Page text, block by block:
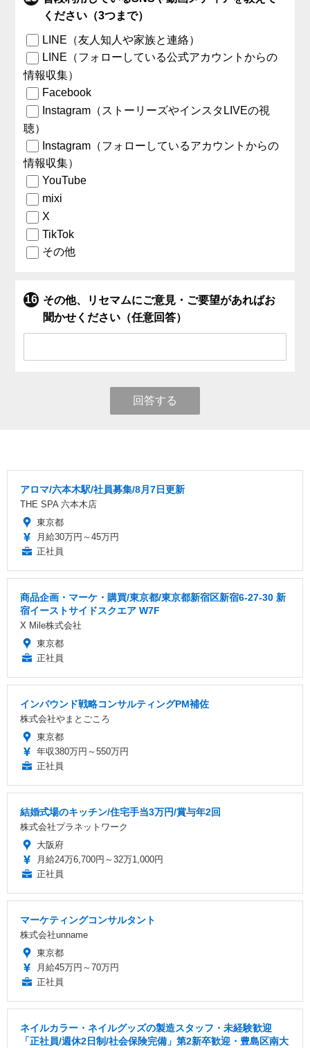
ください（3つまで）
LINE（友人知人や家族と連絡）
LINE（フォローしている公式アカウントからの
情報収集）
Facebook
Instagram（ストーリーズやインスタLIVEの視
聴）
Instagram（フォローしているアカウントからの
情報収集）
YouTube
mixi
X
TikTok
その他
その他、リセマムにご意見・ご要望があればお
聞かせください（任意回答）
回答する
アロマ/六本木駅/社員募集/8月7日更新
THE SPA 六本木店
東京都
月給30万円～45万円
正社員
商品企画・マーケ・購買/東京都/東京都新宿区新宿6-27-30 新
宿イーストサイドスクエア W7F
X Mile株式会社
東京都
正社員
インバウンド戦略コンサルティングPM補佐
株式会社やまとごころ
東京都
年収380万円～550万円
正社員
結婚式場のキッチン/住宅手当3万円/賞与年2回
株式会社プラネットワーク
大阪府
月給24万6,700円～32万1,000円
正社員
マーケティングコンサルタント
株式会社unname
東京都
月給45万円～70万円
正社員
ネイルカラー・ネイルグッズの製造スタッフ・未経験歓迎
「正社員/週休2日制/社会保険完備」第2新卒歓迎・豊島区南大